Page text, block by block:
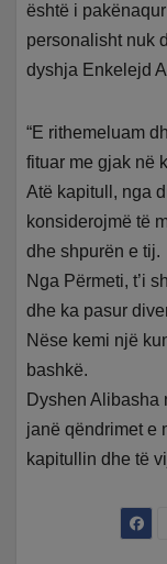
është i
personalisht nuk
dyshja Enkelejd
“E rithemeluam
fituar me gjak në
Atë kapitull, nga
konsiderojmë të
dhe shpurën e tij.
Nga Përmeti, t’i
dhe ka pasur
Nëse kemi një
bashkë.
Dyshen Alibasha
janë qëndrimet e
kapitullin dhe të